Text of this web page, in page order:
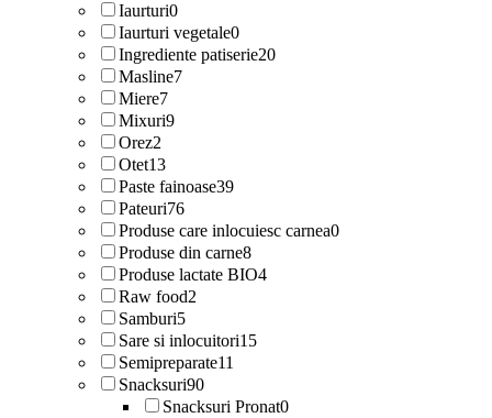
Iaurturi0
Iaurturi vegetale0
Ingrediente patiserie20
Masline7
Miere7
Mixuri9
Orez2
Otet13
Paste fainoase39
Pateuri76
Produse care inlocuiesc carnea0
Produse din carne8
Produse lactate BIO4
Raw food2
Samburi5
Sare si inlocuitori15
Semipreparate11
Snacksuri90
Snacksuri Pronat0